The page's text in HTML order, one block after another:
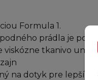
Formula 1.
prádla je
viskózne tkanivo
na dotyk pre lepší